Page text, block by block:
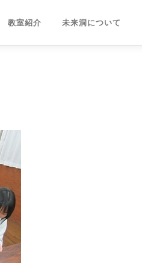
教室紹介 未来洞について